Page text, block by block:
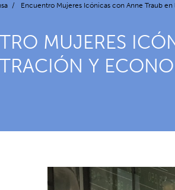
/ Encuentro Mujeres Icónicas con Anne Traub
MUJERES
Y